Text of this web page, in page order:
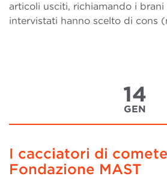
articoli usciti, richiamando i brani
intervistati hanno scelto di cons
14
GEN
I cacciatori di
Fondazione MAST